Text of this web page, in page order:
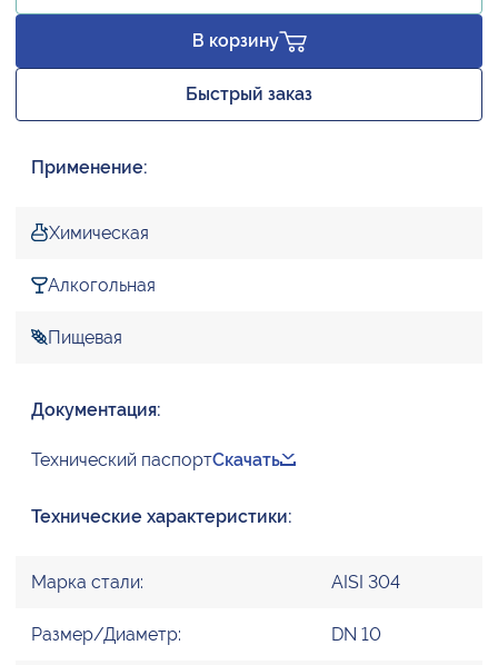
В корзину
Быстрый заказ
Применение:
Химическая
Алкогольная
Пищевая
Документация:
Технический паспортСкачать
Технические характеристики:
Марка стали: AISI 304
Размер/Диаметр: DN 10